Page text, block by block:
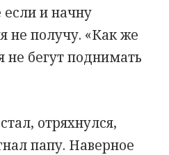
и начну
не получу. «Как же
бегут поднимать
отряхнулся,
папу. Наверное